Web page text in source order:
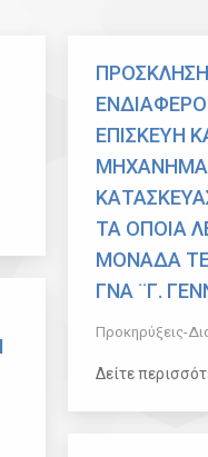
ΕΠΙΣΚΕΥΗ
ΤΑ ΟΠΟΙΑ
ΜΟΝΑΔΑ
ΓΝΑ ¨Γ.
Προκηρύξεις-
Δείτε